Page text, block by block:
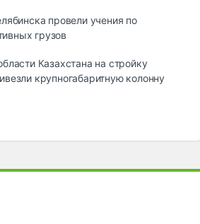
провели учения по
грузов
Казахстана на стройку
крупногабаритную колонну